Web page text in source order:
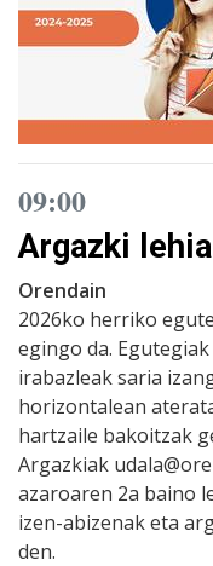
09:00
Argazki
Orendain
2026ko herriko
egingo da.
irabazleak saria
horizontalean
hartzaile bakoitzak
Argazkiak
azaroaren 2a baino
izen-abizenak eta
den.